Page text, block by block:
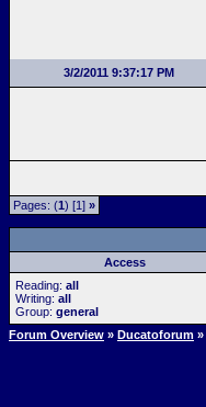
3/2/2011 9:37:17 PM
Pages: (1) [1] »
Access
Reading: all
Writing: all
Group: general
Forum Overview » Ducatoforum »